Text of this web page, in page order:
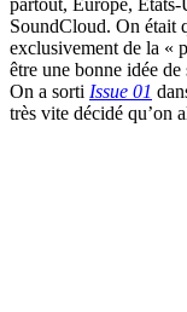
partout, Europe,
SoundCloud. On était
exclusivement de la «
être une bonne idée de
On a sorti Issue 01
très vite décidé qu’on